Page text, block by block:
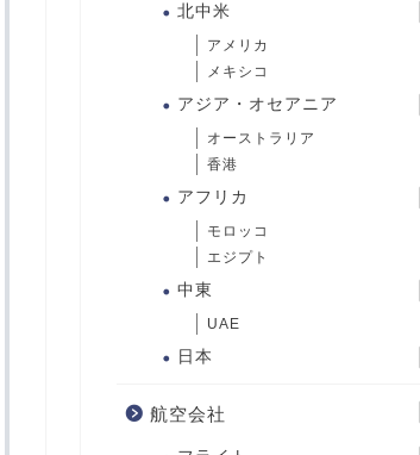
北中米
アメリカ
メキシコ
アジア・オセアニア
オーストラリア
香港
アフリカ
モロッコ
エジプト
中東
UAE
日本
航空会社